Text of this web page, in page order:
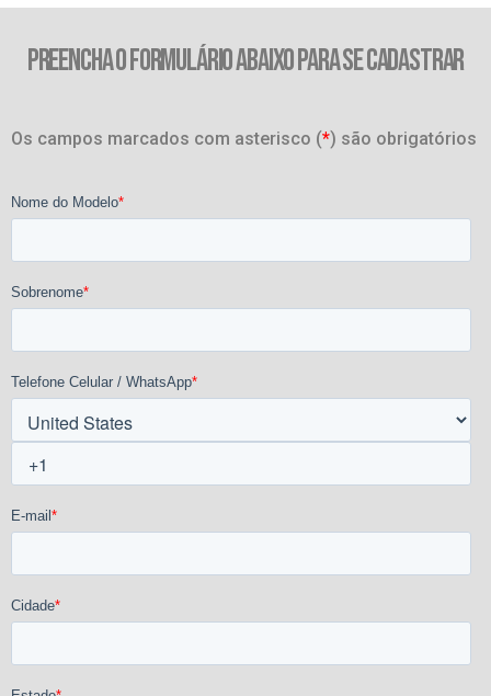
PREENCHA O FORMULÁRIO ABAIXO PARA SE CADASTRAR
Os campos marcados com asterisco (*) são obrigatórios